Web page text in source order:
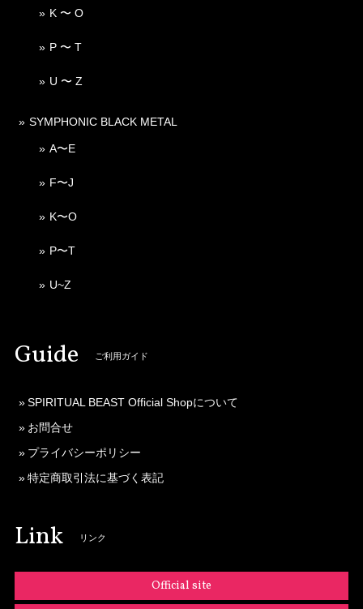
K 〜 O
P 〜 T
U 〜 Z
SYMPHONIC BLACK METAL
A〜E
F〜J
K〜O
P〜T
U~Z
Guide ご利用ガイド
SPIRITUAL BEAST Official Shopについて
お問合せ
プライバシーポリシー
特定商取引法に基づく表記
Link リンク
Official site